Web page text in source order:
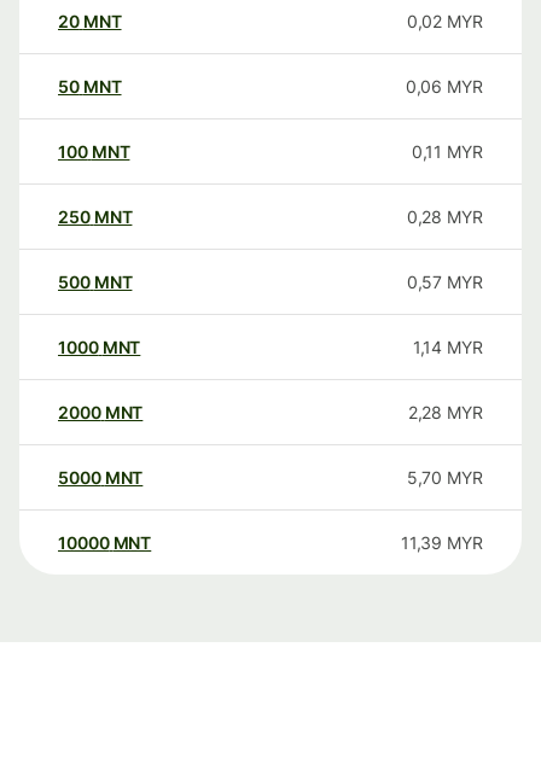
20 MNT 0,02 MYR
50 MNT 0,06 MYR
100 MNT 0,11 MYR
250 MNT 0,28 MYR
500 MNT 0,57 MYR
1000 MNT 1,14 MYR
2000 MNT 2,28 MYR
5000 MNT 5,70 MYR
10000 MNT 11,39 MYR